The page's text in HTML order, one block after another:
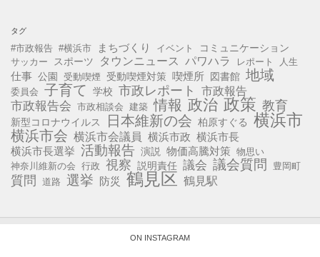
タグ
#市政報告 #横浜市 まちづくり イベント コミュニケーション
サッカー スポーツ タウンニュース パワハラ レポート 人生
仕事 公園 受動喫煙 受動喫煙対策 喫煙所 図書館 地域
委員会 子育て 学校 市政レポート 市政報告
市政報告会 市政相談会 建築 情報 政治 政策 教育
新型コロナウイルス 日本維新の会 柏原すぐる 横浜市
横浜市会 横浜市会議員 横浜市政 横浜市長
横浜市長選挙 活動報告 演説 物価高騰対策 物思い
神奈川維新の会 行政 視察 説明責任 議会 議会質問 豊岡町
質問 道路 選挙 防災 鶴見区 鶴見駅
ON INSTAGRAM